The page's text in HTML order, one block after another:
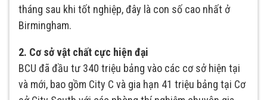
tháng sau khi tốt nghiệp, đây là con số cao nhất ở
Birmingham.
2. Cơ sở vật chất cực hiện đại
BCU đã đầu tư 340 triệu bảng vào các cơ sở hiện tại
và mới, bao gồm City C và gia hạn 41 triệu bảng tại Cơ